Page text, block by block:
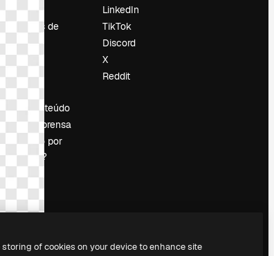
Tendências de
conteúdo
de imprensa
por
LinkedIn
TikTok
Discord
X
Reddit
of cookies on your device to enhance site